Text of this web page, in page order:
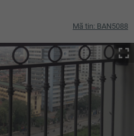
Mã tin: BAN5088